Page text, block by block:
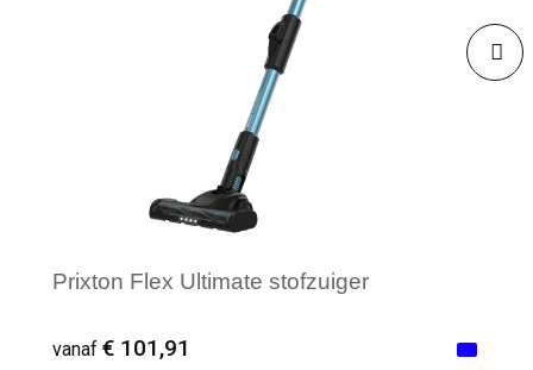
Prixton Flex Ultimate stofzuiger
vanaf € 101,91